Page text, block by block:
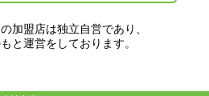
加盟店は独立自営であり、
と運営をしております。